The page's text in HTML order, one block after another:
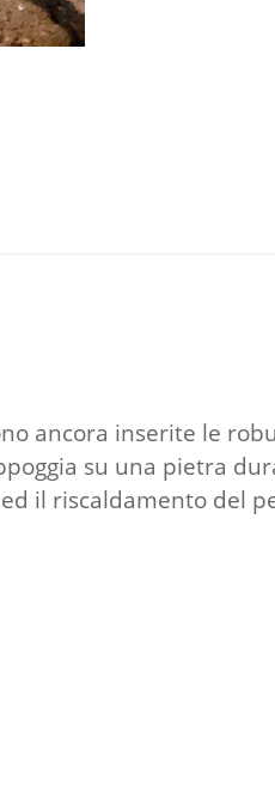
ancora inserite le
su una pietra
il riscaldamento del